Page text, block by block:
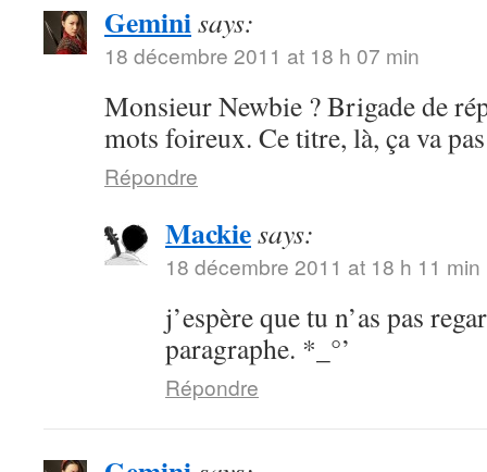
Geminisays:
18 décembre 2011 at 18 h 07 min
Monsieur Newbie ? Brigade de
mots foireux. Ce titre, là, ça va
Répondre
Mackiesays:
18 décembre 2011 at 18 h 11 min
j’espère que tu n’as pas
paragraphe. *_°’
Répondre